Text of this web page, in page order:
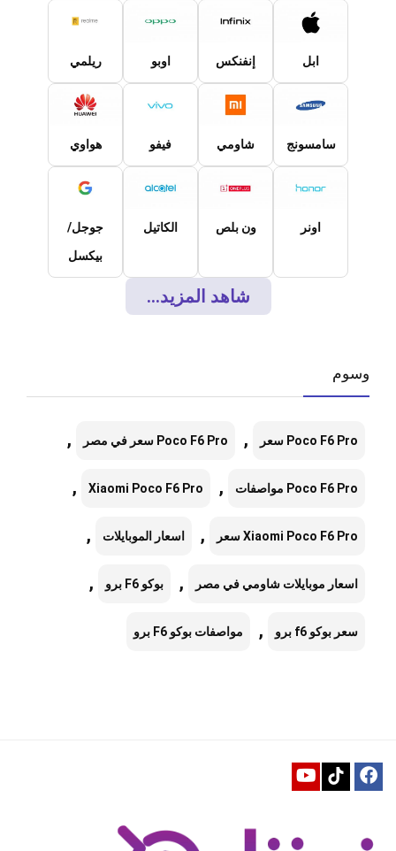
ابل إنفنكس اوبو ريلمي
سامسونج شاومي فيفو هواوي
اونر ون بلص الكاتيل
جوجل/
بيكسل
شاهد المزيد...
وسوم
Poco F6 Pro سعر , Poco F6 Pro سعر في مصر ,
Poco F6 Pro مواصفات ,
Xiaomi Poco F6 Pro
,
Xiaomi Poco F6 Pro سعر , اسعار الموبايلات ,
اسعار موبايلات شاومي في مصر , بوكو F6 برو ,
سعر بوكو f6 برو , مواصفات بوكو F6 برو